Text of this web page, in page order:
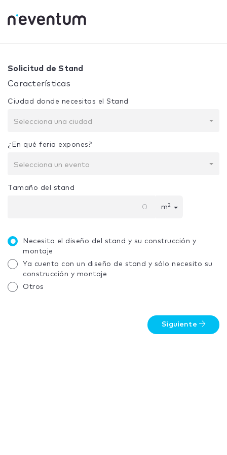
Tu selección: Diseño + Construcción
Solicitud de Stand
Características
Ciudad donde necesitas el Stand
Selecciona una ciudad
¿En qué feria expones?
Selecciona un evento
Tamaño del stand
m2
Necesito el diseño del stand y su construcción y
montaje
Ya cuento con un diseño de stand y sólo necesito su
construcción y montaje
Otros
Siguiente